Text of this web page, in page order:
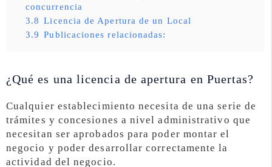
concurrencia
3.8 Licencia de Apertura de un Local
3.9 Publicaciones relacionadas:
¿Qué es una licencia de apertura en Puertas?
Cualquier establecimiento necesita de una serie de
trámites y concesiones a nivel administrativo que
necesitan ser aprobados para poder montar el
negocio y poder desarrollar correctamente la
actividad del negocio.